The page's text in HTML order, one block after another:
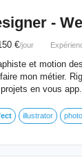
-
€/jour
et motion
faire mon métier.
en vous
illustrator